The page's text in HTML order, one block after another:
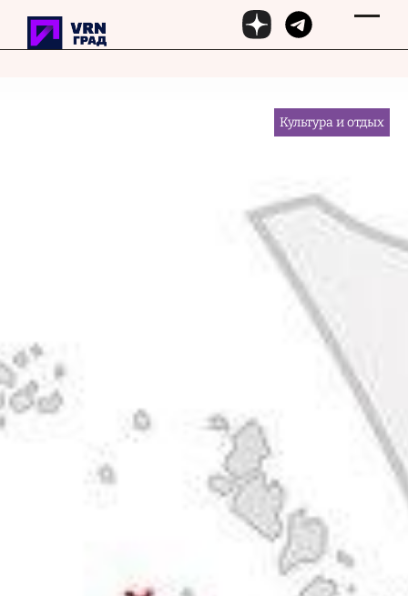
Перейти к основному содержанию
Культура и отдых